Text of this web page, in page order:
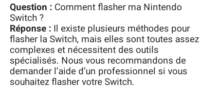
Question : Comment flasher ma Nintendo
Switch ?
Réponse : Il existe plusieurs méthodes pour
flasher la Switch, mais elles sont toutes assez
complexes et nécessitent des outils
spécialisés. Nous vous recommandons de
demander l’aide d’un professionnel si vous
souhaitez flasher votre Switch.